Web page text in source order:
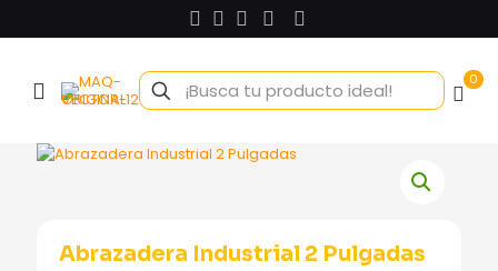
0
Abrazadera Industrial 2 Pulgadas